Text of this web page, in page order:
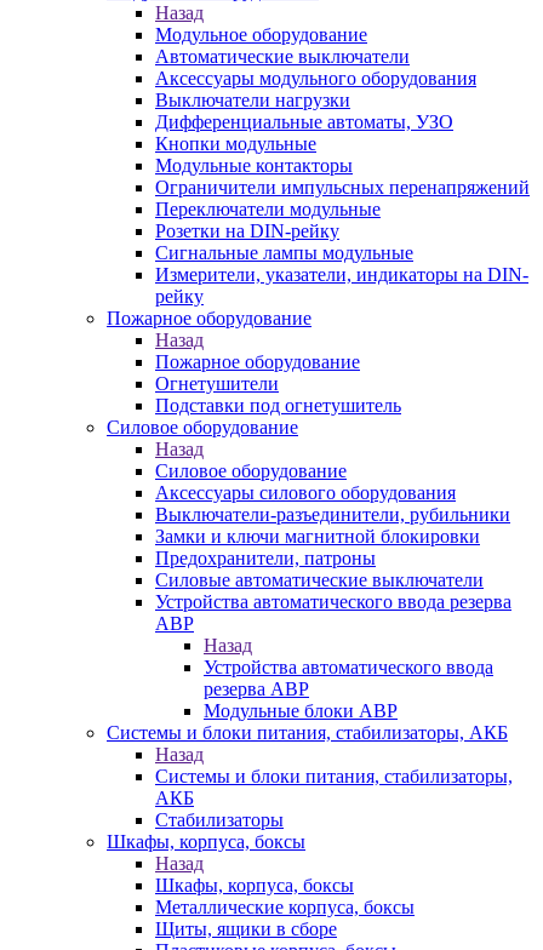
Назад
Модульное оборудование
Автоматические выключатели
Аксессуары модульного оборудования
Выключатели нагрузки
Дифференциальные автоматы, УЗО
Кнопки модульные
Модульные контакторы
Ограничители импульсных перенапряжений
Переключатели модульные
Розетки на DIN-рейку
Сигнальные лампы модульные
Измерители, указатели, индикаторы на DIN-
рейку
Пожарное оборудование
Назад
Пожарное оборудование
Огнетушители
Подставки под огнетушитель
Силовое оборудование
Назад
Силовое оборудование
Аксессуары силового оборудования
Выключатели-разъединители, рубильники
Замки и ключи магнитной блокировки
Предохранители, патроны
Силовые автоматические выключатели
Устройства автоматического ввода резерва
АВР
Назад
Устройства автоматического ввода
резерва АВР
Модульные блоки АВР
Системы и блоки питания, стабилизаторы, АКБ
Назад
Системы и блоки питания, стабилизаторы,
АКБ
Стабилизаторы
Шкафы, корпуса, боксы
Назад
Шкафы, корпуса, боксы
Металлические корпуса, боксы
Щиты, ящики в сборе